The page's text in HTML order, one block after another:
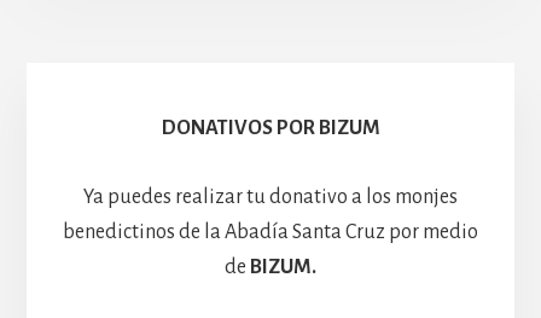
Hospedería
DONATIVOS POR BIZUM
Ya puedes realizar tu donativo a los monjes
benedictinos de la Abadía Santa Cruz por medio
de BIZUM.